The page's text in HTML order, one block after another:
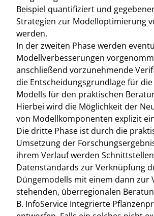
Beispiel quantifiziert und
Strategien zur Modelloptimierung
werden.
In der zweiten Phase werden
Modellverbesserungen
anschließend vorzunehmende
die Entscheidungsgrundlage für die
Modells für den praktischen
Hierbei wird die Möglichkeit der
von Modellkomponenten explizit
Die dritte Phase ist durch die
Umsetzung der
ihrem Verlauf werden
Datenstandards zur Verknüpfung
Düngemodells mit einem dann zur
stehenden, überregionalen
B. InfoService Integrierte